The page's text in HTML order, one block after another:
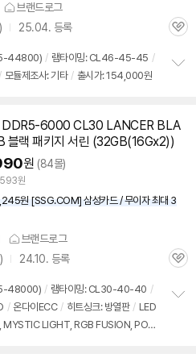
브랜드로그
25.04. 등록
관
44800) / 램타이밍: CL46-45-45 /
/ 모듈제조사: 기타 / 출시가: 154,000원
치
DDR5-6000 CL30 LANCER BLA
블랙 패키지 서린 (32GB(16Gx2))
원 (84몰)
원
원 [SSG.COM] 삼성카드 / 무이자 최대 3
브랜드로그
24.10. 등록
관
48000) / 램타이밍: CL30-40-40 /
/ 온다이ECC / 히트싱크: 방열판 / LED
MYSTIC LIGHT, RGB FUSION, POLY